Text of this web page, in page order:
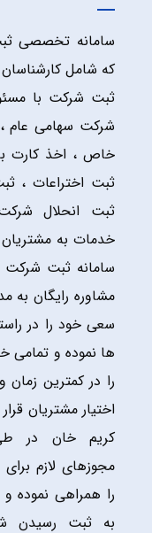
سامانه تخصصی
که شامل
ثبت شرکت با
شرکت سهامی عام
خاص ، اخذ کارت
ثبت اختراعات ،
ثبت انحلال شرکت
خدمات به
سامانه ثبت شرکت
مشاوره رایگان به
سعی خود را در
ها نموده و
را در کمترین
اختیار مشتریان
کریم خان در
مجوزهای لازم
را همراهی نموده
به ثبت رسیدن